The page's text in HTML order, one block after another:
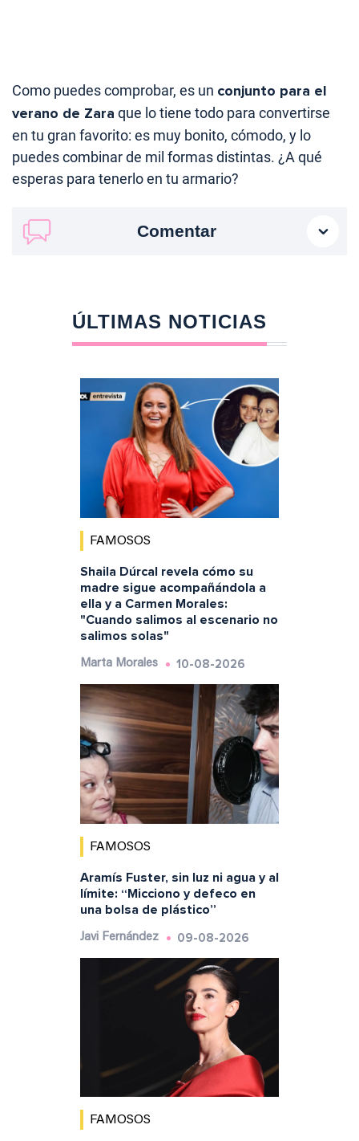
Como puedes comprobar, es un conjunto para el
verano de Zara que lo tiene todo para convertirse
en tu gran favorito: es muy bonito, cómodo, y lo
puedes combinar de mil formas distintas. ¿A qué
esperas para tenerlo en tu armario?
Comentar
ÚLTIMAS NOTICIAS
FAMOSOS
Shaila Dúrcal revela cómo su
madre sigue acompañándola a
ella y a Carmen Morales:
"Cuando salimos al escenario no
salimos solas"
Marta Morales 10-08-2026
FAMOSOS
Aramís Fuster, sin luz ni agua y al
límite: “Micciono y defeco en
una bolsa de plástico”
Javi Fernández 09-08-2026
FAMOSOS